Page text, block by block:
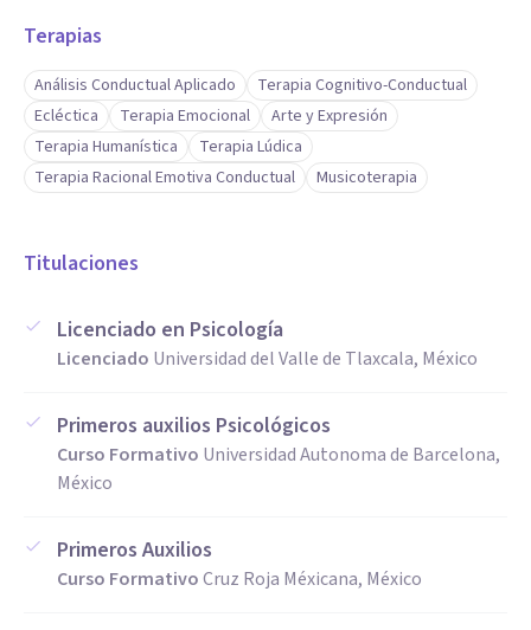
Terapias
Análisis Conductual Aplicado
Terapia Cognitivo-Conductual
Ecléctica
Terapia Emocional
Arte y Expresión
Terapia Humanística
Terapia Lúdica
Terapia Racional Emotiva Conductual
Musicoterapia
Titulaciones
Licenciado en Psicología
Licenciado Universidad del Valle de Tlaxcala, México
Primeros auxilios Psicológicos
Curso Formativo Universidad Autonoma de Barcelona,
México
Primeros Auxilios
Curso FormativoCruz Roja Méxicana, México